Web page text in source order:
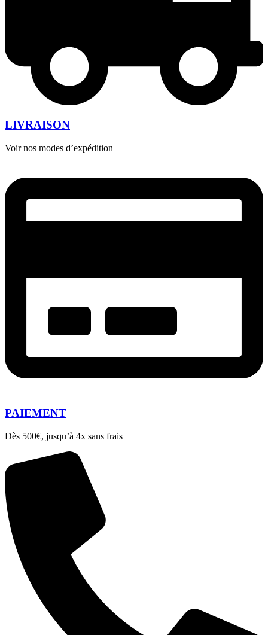
LIVRAISON
Voir nos modes d’expédition
PAIEMENT
Dès 500€, jusqu’à 4x sans frais